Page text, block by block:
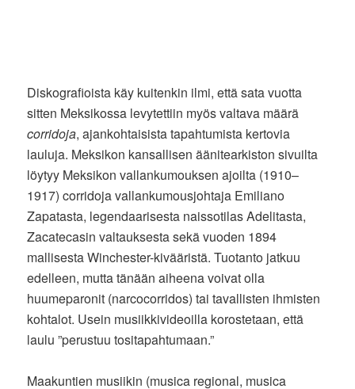
Diskografioista käy kuitenkin ilmi, että sata vuotta
sitten Meksikossa levytettiin myös valtava määrä
corridoja, ajankohtaisista tapahtumista kertovia
lauluja. Meksikon kansallisen äänitearkiston sivuilta
löytyy Meksikon vallankumouksen ajoilta (1910–
1917) corridoja vallankumousjohtaja Emiliano
Zapatasta, legendaarisesta naissotilas Adelitasta,
Zacatecasin valtauksesta sekä vuoden 1894
mallisesta Winchester-kivääristä. Tuotanto jatkuu
edelleen, mutta tänään aiheena voivat olla
huumeparonit (narcocorridos) tai tavallisten ihmisten
kohtalot. Usein musiikkivideoilla korostetaan, että
laulu ”perustuu tositapahtumaan.”
Maakuntien musiikin (musica regional, musica